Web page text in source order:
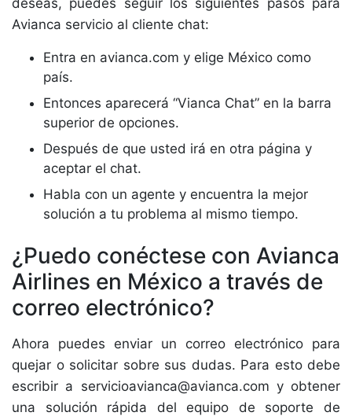
deseas, puedes seguir los siguientes pasos para
Avianca servicio al cliente chat:
Entra en avianca.com y elige México como
país.
Entonces aparecerá “Vianca Chat” en la barra
superior de opciones.
Después de que usted irá en otra página y
aceptar el chat.
Habla con un agente y encuentra la mejor
solución a tu problema al mismo tiempo.
¿Puedo conéctese con Avianca
Airlines en México a través de
correo electrónico?
Ahora puedes enviar un correo electrónico para
quejar o solicitar sobre sus dudas. Para esto debe
escribir a servicioavianca@avianca.com y obtener
una solución rápida del equipo de soporte de